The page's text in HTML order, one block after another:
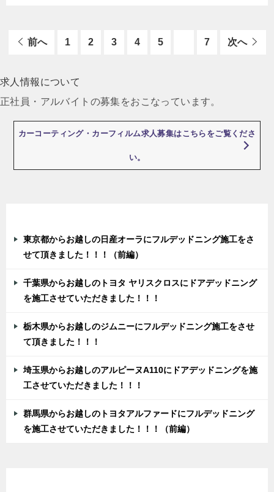
前へ 1 2 3 4 5 7 次へ
求人情報について
正社員・アルバイトの募集をおこなっています。
カーコーティング・カーフィルム求人募集はこちらをご覧くださ
い。
東京都からお越しの日産オーラにフルデッドニング施工をさ
せて頂きました！！！（前編）
千葉県からお越しのトヨタ ヤリスクロスにドアデッドニング
を施工させていただきました！！！
栃木県からお越しのジムニーにフルデッドニング施工をさせ
て頂きました！！！
埼玉県からお越しのアルピーヌA110にドアデッドニングを施
工させていただきました！！！
群馬県からお越しのトヨタアルファードにフルデッドニング
を施工させていただきました！！！（前編）